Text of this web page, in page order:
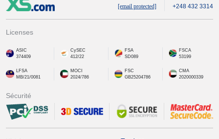
[email protected] +248 432 3314
Licenses
ASIC
374409
CySEC
412/22
FSA
SD089
FSCA
53199
LFSA
MB/21/0081
MOCI
2024/786
FSC
GB25204786
CMA
2020000339
Sécurité